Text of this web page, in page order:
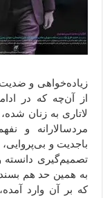
زیاده‌خواهی و
از آن‌چه که در
لاتاری به زنان
مردسالارانه و
باجدیت و
تصمیم‌گیری دانسته
به همین‌ حد هم
که بر آن وارد